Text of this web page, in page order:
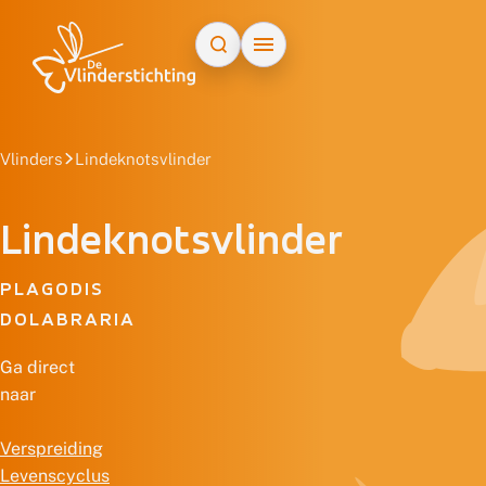
Vlinders Lindeknotsvlinder
Lindeknotsvlinder
PLAGODIS
DOLABRARIA
Ga direct
naar
Verspreiding
Levenscyclus